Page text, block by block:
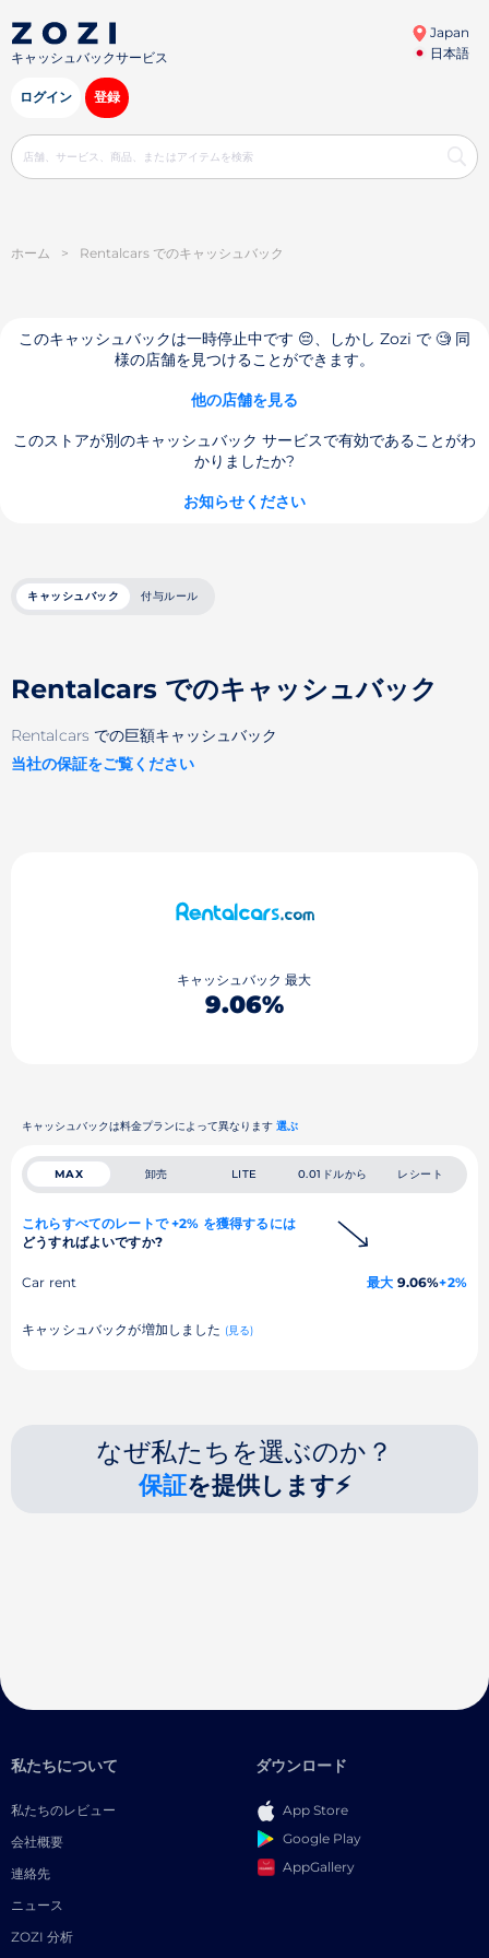
キャッシュバックサービス
Japan
日本語
ログイン 登録
ホーム > Rentalcars でのキャッシュバック
このキャッシュバックは一時停止中です 😔、しかし Zozi で 🧐 同
様の店舗を見つけることができます。
他の店舗を見る
このストアが別のキャッシュバック サービスで有効であることがわ
かりましたか?
お知らせください
キャッシュバック 付与ルール
Rentalcars でのキャッシュバック
Rentalcars での巨額キャッシュバック
当社の保証をご覧ください
キャッシュバック 最大
9.06%
キャッシュバックは料金プランによって異なります 選ぶ
MAX 卸売 LITE 0.01ドルから レシート
これらすべてのレートで +2% を獲得するには
どうすればよいですか?
Car rent 最大 9.06%+2%
キャッシュバックが増加しました (見る)
なぜ私たちを選ぶのか？
保証を提供します⚡
私たちについて
私たちのレビュー
会社概要
連絡先
ニュース
ZOZI 分析
ダウンロード
App Store
Google Play
AppGallery